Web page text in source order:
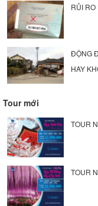
RỦI RO
ĐỘNG
HAY
Tour mới
TOUR
TOUR